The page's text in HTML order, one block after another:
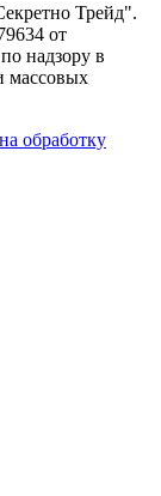
Трейд".
от
надзору в
массовых
обработку